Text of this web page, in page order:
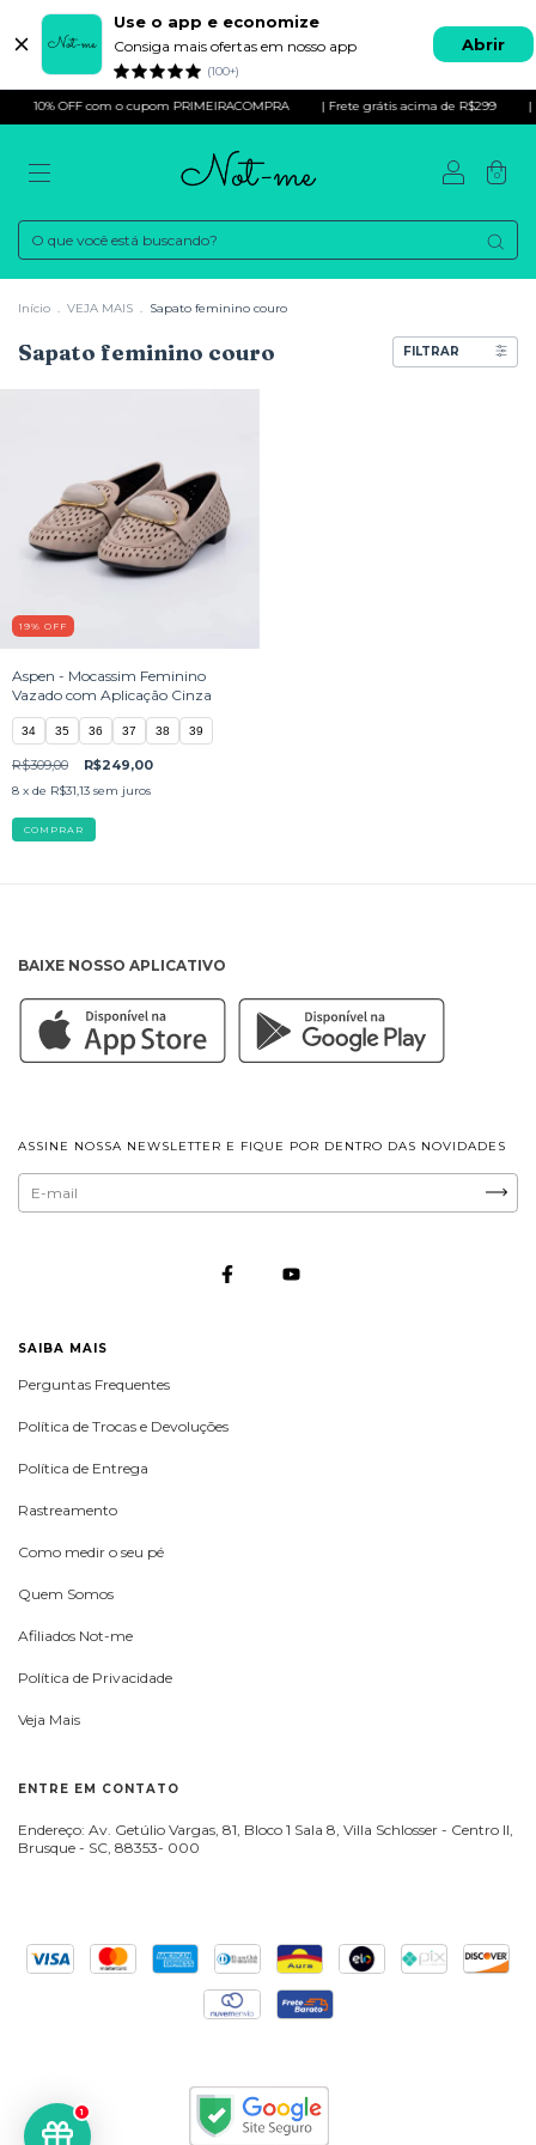
Use o app e economize
Consiga mais ofertas em nosso app
(100+)
Abrir
1
10% OFF com o cupom PRIMEIRACOMPRA | Frete grátis acima de R$299
0
Início . VEJA MAIS . Sapato feminino couro
Sapato feminino couro FILTRAR
19% OFF
Aspen - Mocassim Feminino
Vazado com Aplicação Cinza
34 35 36 37 38 39
R$309,00 R$249,00
8 x de R$31,13 sem juros
COMPRAR
BAIXE NOSSO APLICATIVO
ASSINE NOSSA NEWSLETTER E FIQUE POR DENTRO DAS NOVIDADES
SAIBA MAIS
Perguntas Frequentes
Política de Trocas e Devoluções
Política de Entrega
Rastreamento
Como medir o seu pé
Quem Somos
Afiliados Not-me
Política de Privacidade
Veja Mais
ENTRE EM CONTATO
Endereço: Av. Getúlio Vargas, 81, Bloco 1 Sala 8, Villa Schlosser - Centro II,
Brusque - SC, 88353- 000